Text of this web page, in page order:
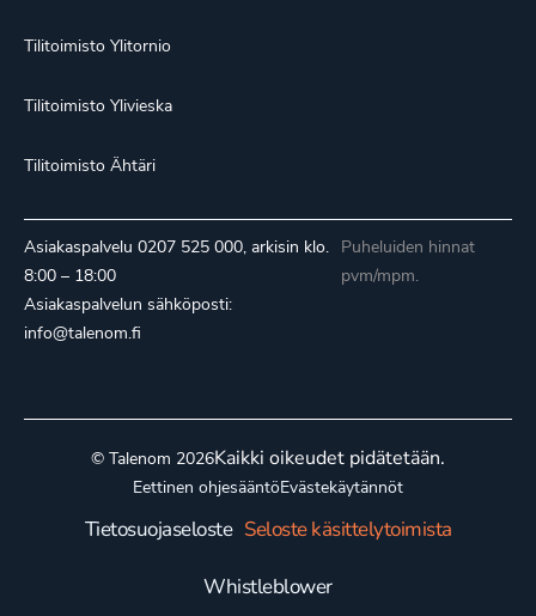
Tilitoimisto Ylitornio
Tilitoimisto Ylivieska
Tilitoimisto Ähtäri
Asiakaspalvelu 0207 525 000, arkisin klo.
8:00 – 18:00
Asiakaspalvelun sähköposti:
info@talenom.fi
Puheluiden hinnat
pvm/mpm.
© Talenom 2026Kaikki oikeudet pidätetään.
Eettinen ohjesääntöEvästekäytännöt
Tietosuojaseloste Seloste käsittelytoimista
Whistleblower